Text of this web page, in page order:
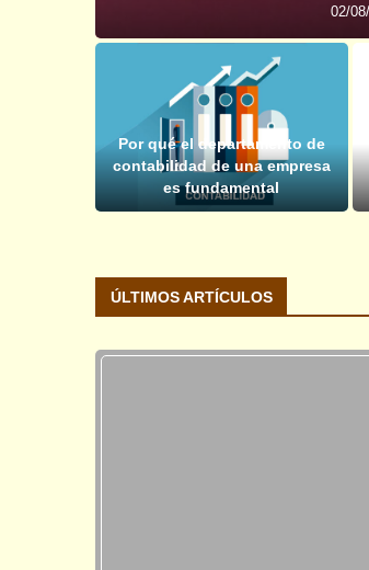
02/
Por qué el departamento de
contabilidad de una empresa
es fundamental
ÚLTIMOS ARTÍCULOS